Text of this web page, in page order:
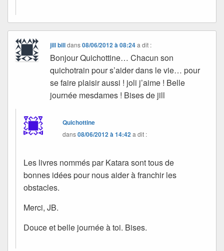
jill billdans08/06/2012 à 08:24 a dit :
Bonjour Quichottine… Chacun son
quichotrain pour s’aider dans le vie… pour
se faire plaisir aussi ! joli j’aime ! Belle
journée mesdames ! Bises de jill
Quichottine
dans08/06/2012 à 14:42a dit :
Les livres nommés par Katara sont tous de
bonnes idées pour nous aider à franchir les
obstacles.
Merci, JB.
Douce et belle journée à toi. Bises.